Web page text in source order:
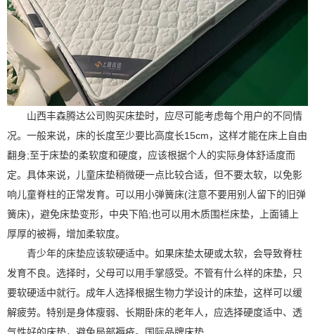
山西丰森腾达公司购买床垫时，应尽可能考虑每个用户的不同情
况。一般来说，床的长度至少要比高度长15cm，这样才能在床上自由
翻身;至于床垫的柔软度和硬度，应该根据个人的实际身体舒适度而
定。具体来说，儿童床垫稍微硬一点比较合适，但不要太软，以免影
响儿童脊柱的正常发育。可以用小弹簧床(注意不要用别人留下的旧弹
簧床)，避免床垫变形，中央下陷;也可以用木质围栏床垫，上面铺上
厚厚的被褥，增加柔软度。
青少年的床垫应该软硬适中。如果床垫太硬或太软，会导致脊柱
发育不良。选择时，父母可以用手掌感受。不管有什么样的床垫，只
要软硬适中就行。成年人选择根据生物力学设计的床垫，这样可以缓
解疲劳。特别是身体瘦弱、长期卧床的老年人，应选择硬度适中、透